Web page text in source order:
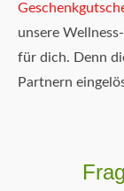
unsere
für dich. Denn
Partnern